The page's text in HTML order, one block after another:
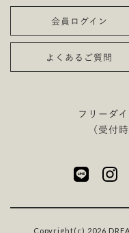
会員ログイン
よくあるご質問
フリーダ
（受付
Copyright(c) 2026